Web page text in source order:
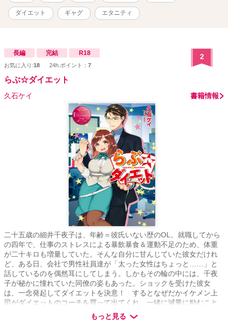
ダイエット ギャグ エタニティ
長編 完結 R18
お気に入り:18 24h.ポイント： 7
2
らぶ☆ダイエット
久石ケイ 書籍情報
二十五歳の細井千夜子は、年齢＝彼氏いない歴のOL。就職してから
の四年で、仕事のストレスによる暴飲暴食＆運動不足のため、体重
が二十キロも増量していた。そんな自分に甘んじていた彼女だけれ
ど、ある日、会社で男性社員達が「太った女性はちょっと……」と
話しているのを偶然耳にしてしまう。しかもその輪の中には、千夜
子が秘かに憧れていた同僚の姿もあった。ショックを受けた彼女
は、一念発起してダイエットを決意！ するとなぜだかイケメン上
司がダイエットのコーチを買って出てくれ、一緒に減量に励むこと
に。さらには、千夜子に男性経験がないと知るや、恋の指導もして
やると、妖しい手つきで迫ってきて――!?
もっと見る